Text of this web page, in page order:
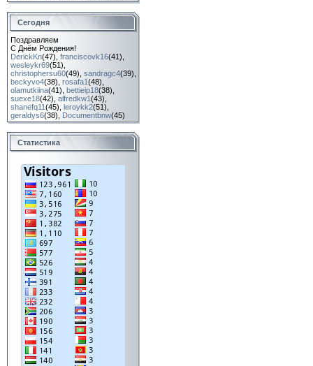
Сегодня
Поздравляем
С Днём Рождения!
DerickKn(47) franciscovk16(41)
wesleykr69(51)
christophersu60(49) sandragc4(39)
beckyvo4(38) rosafa1(48)
olamutkiina(41) bettieip18(38)
suexe18(42) alfredkw1(43)
shanefq11(45) leroykk2(51)
geraldys6(38) Documentbnw(45)
Статистика